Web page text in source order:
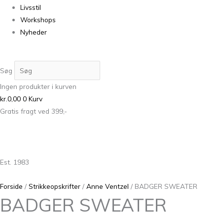
Livsstil
Workshops
Nyheder
Søg
Ingen produkter i kurven
kr.0,00 0 Kurv
Gratis fragt ved 399,-
Est. 1983
Forside / Strikkeopskrifter / Anne Ventzel / BADGER SWEATER
BADGER SWEATER